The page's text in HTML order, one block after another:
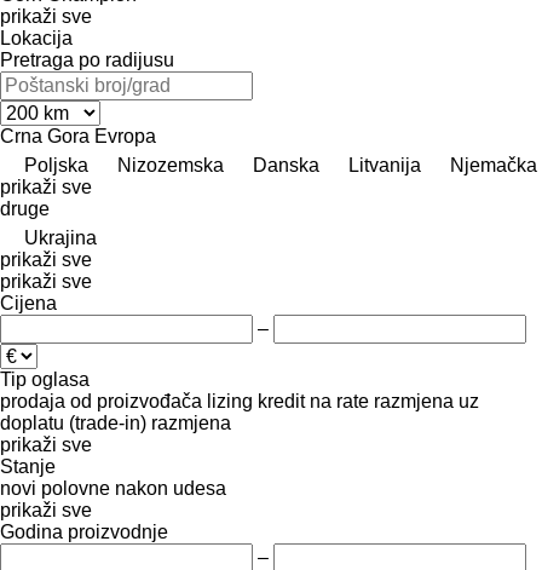
prikaži sve
Lokacija
Pretraga po radijusu
Crna Gora Evropa
Poljska
Nizozemska Danska Litvanija
Njemačka
prikaži sve
druge
Ukrajina
prikaži sve
prikaži sve
Cijena
–
Tip oglasa
prodaja od proizvođača lizing kredit na rate razmjena uz
doplatu (trade-in) razmjena
prikaži sve
Stanje
novi polovne nakon udesa
prikaži sve
Godina proizvodnje
–